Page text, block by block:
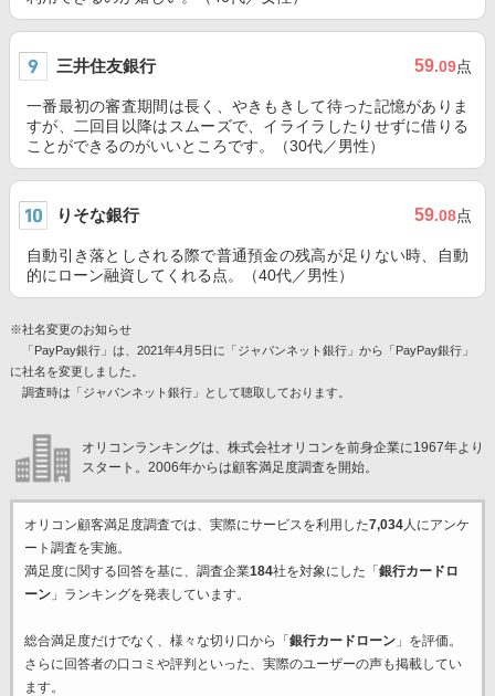
三井住友銀行 59.09点
一番最初の審査期間は長く、やきもきして待った記憶がありま
すが、二回目以降はスムーズで、イライラしたりせずに借りる
ことができるのがいいところです。（30代／男性）
りそな銀行 59.08点
自動引き落としされる際で普通預金の残高が足りない時、自動
的にローン融資してくれる点。（40代／男性）
※社名変更のお知らせ
「PayPay銀行」は、2021年4月5日に「ジャパンネット銀行」から「PayPay銀行」
に社名を変更しました。
調査時は「ジャパンネット銀行」として聴取しております。
オリコンランキングは、株式会社オリコンを前身企業に1967年より
スタート。2006年からは顧客満足度調査を開始。
オリコン顧客満足度調査では、実際にサービスを利用した7,034人にアンケ
ート調査を実施。
満足度に関する回答を基に、調査企業184社を対象にした「 銀行カードロ
ーン」ランキングを発表しています。
総合満足度だけでなく、様々な切り口から「 銀行カードローン」を評価。
さらに回答者の口コミや評判といった、実際のユーザーの声も掲載してい
ます。